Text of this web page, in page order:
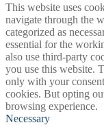
This website uses
navigate through the
categorized as
essential for the
also use third-party
you use this website.
only with your
cookies. But opting
browsing experience.
Necessary